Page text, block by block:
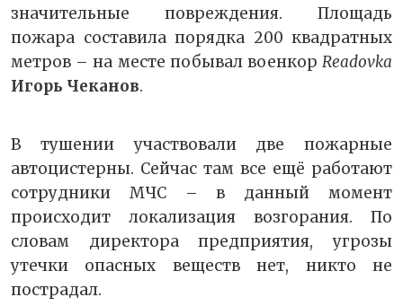
значительные повреждения. Площадь
пожара составила порядка 200 квадратных
метров – на месте побывал военкор Readovka
Игорь Чеканов.
В тушении участвовали две пожарные
автоцистерны. Сейчас там все ещё работают
сотрудники МЧС – в данный момент
происходит локализация возгорания. По
словам директора предприятия, угрозы
утечки опасных веществ нет, никто не
пострадал.